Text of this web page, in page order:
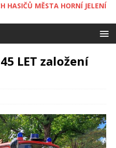
HASIČŮ MĚSTA HORNÍ JELENÍ
LET založení